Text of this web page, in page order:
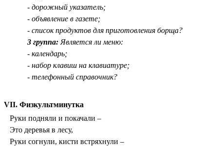
- дорожный указатель;
- объявление в газете;
- список продуктов для приготовления борща?
3 группа: Является ли меню:
- календарь;
- набор клавиш на клавиатуре;
- телефонный справочник?
VII. Физкультминутка
Руки подняли и покачали –
Это деревья в лесу,
Руки согнули, кисти встряхнули –